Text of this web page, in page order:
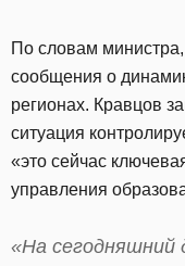
По словам
сообщения о
регионах. Кравцов
ситуация
«это сейчас
управления
«На сегодняшний